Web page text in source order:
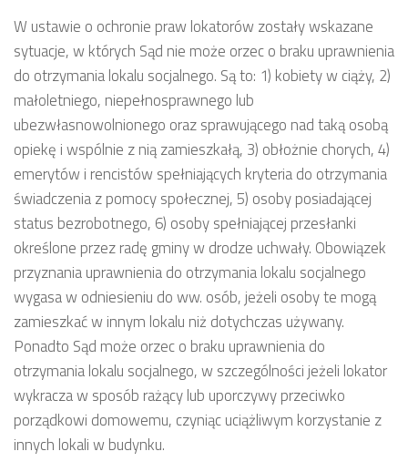
W ustawie o ochronie praw lokatorów zostały wskazane
sytuacje, w których Sąd nie może orzec o braku uprawnienia
do otrzymania lokalu socjalnego. Są to: 1) kobiety w ciąży, 2)
małoletniego, niepełnosprawnego lub
ubezwłasnowolnionego oraz sprawującego nad taką osobą
opiekę i wspólnie z nią zamieszkałą, 3) obłożnie chorych, 4)
emerytów i rencistów spełniających kryteria do otrzymania
świadczenia z pomocy społecznej, 5) osoby posiadającej
status bezrobotnego, 6) osoby spełniającej przesłanki
określone przez radę gminy w drodze uchwały. Obowiązek
przyznania uprawnienia do otrzymania lokalu socjalnego
wygasa w odniesieniu do ww. osób, jeżeli osoby te mogą
zamieszkać w innym lokalu niż dotychczas używany.
Ponadto Sąd może orzec o braku uprawnienia do
otrzymania lokalu socjalnego, w szczególności jeżeli lokator
wykracza w sposób rażący lub uporczywy przeciwko
porządkowi domowemu, czyniąc uciążliwym korzystanie z
innych lokali w budynku.